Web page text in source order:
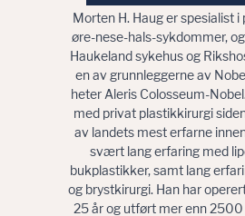
Morten H. Haug er spesialist
øre-nese-hals-sykdommer,
Haukeland sykehus og
en av grunnleggerne av
heter Aleris Colosseum-
med privat plastikkirurgi
av landets mest erfarne
svært lang erfaring med
bukplastikker, samt lang
og brystkirurgi. Han har
25 år og utført mer enn